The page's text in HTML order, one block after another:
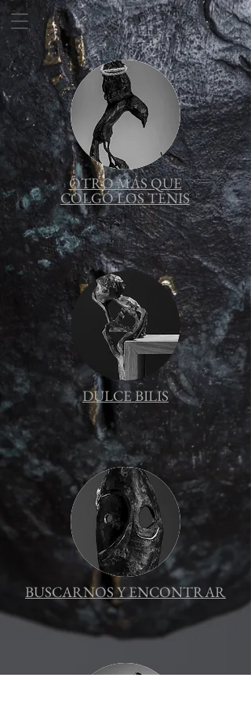
OTRO MÁS QUE
COLGÓ LOS TENIS
DULCE BILIS
BUSCARNOS Y ENCONTRAR